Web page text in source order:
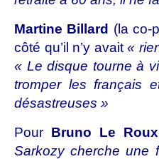
Martine Billard (la co-
côté qu’il n’y avait«
« Le disque tourne à
tromper les français
désastreuses »
Pour Bruno Le Roux
Sarkozy cherche une